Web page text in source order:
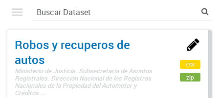
Robos y recuperos de
autos
Ministerio de Justicia. Subsecretaría de Asuntos
Registrales. Dirección Nacional de los Registros
Nacionales de la Propiedad del Automotor y
Créditos ...
csv
zip